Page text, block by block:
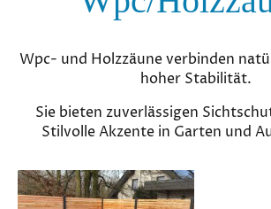
Wpc- und Holzzäune verbinden
hoher Stabilität.
Sie bieten zuverlässigen
Stilvolle Akzente in Garten und